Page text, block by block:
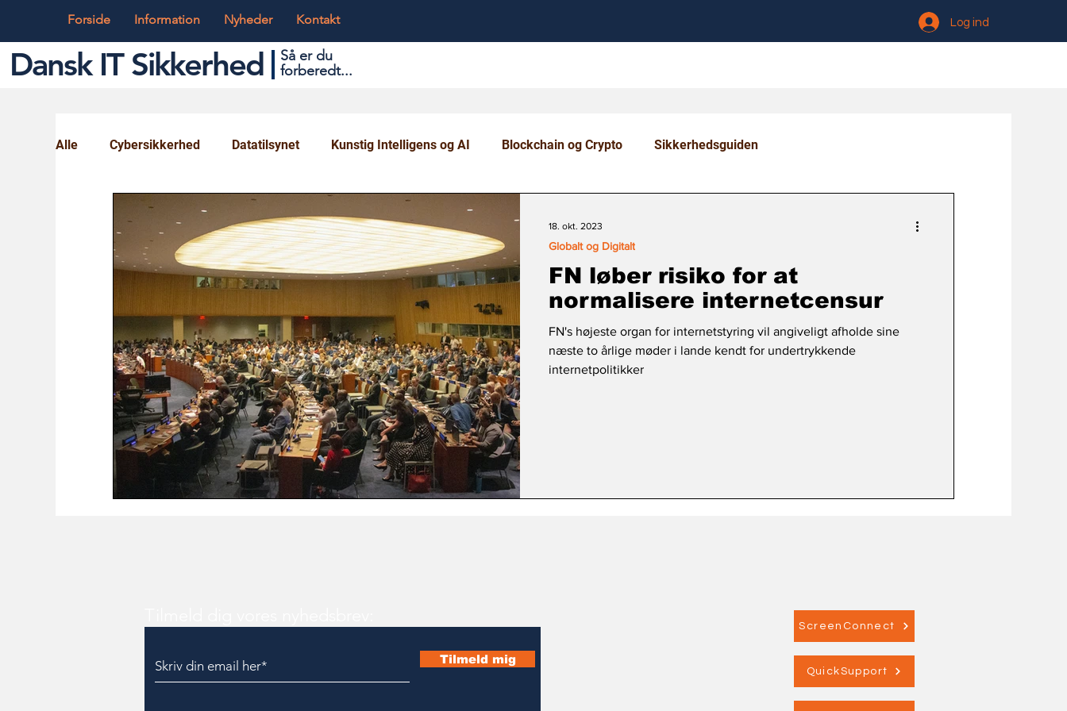
Forside Information Nyheder Kontakt Log ind
Dansk IT Sikkerhed
Så er du
forberedt...
Alle Cybersikkerhed Datatilsynet Kunstig Intelligens og AI Blockchain og Crypto Sikkerhedsguiden
Globalt og Digitalt
FN løber risiko for at
normalisere internetcensur
FN's højeste organ for internetstyring vil angiveligt afholde sine
næste to årlige møder i lande kendt for undertrykkende
internetpolitikker
Globalt og Digitalt
18. okt. 2023
Tilmeld mig
ScreenConnect
QuickSupport